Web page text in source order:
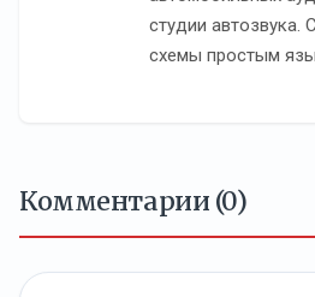
студии
схемы простым
Комментарии (0)